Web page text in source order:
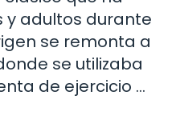
y adultos durante
se remonta a
se utilizaba
de ejercicio …